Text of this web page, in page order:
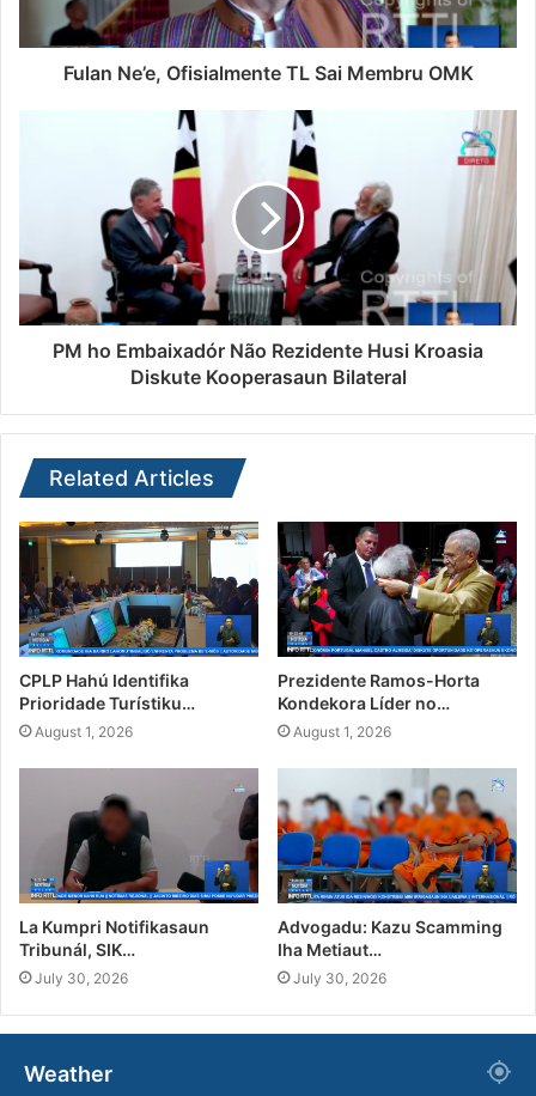
Fulan Ne’e, Ofisialmente TL Sai Membru OMK
PM ho Embaixadór Não Rezidente Husi Kroasia
Diskute Kooperasaun Bilateral
Related Articles
CPLP Hahú Identifika
Prioridade Turístiku…
August 1, 2026
Prezidente Ramos-Horta
Kondekora Líder no…
August 1, 2026
La Kumpri Notifikasaun
Tribunál, SIK…
July 30, 2026
Advogadu: Kazu Scamming
Iha Metiaut…
July 30, 2026
Weather